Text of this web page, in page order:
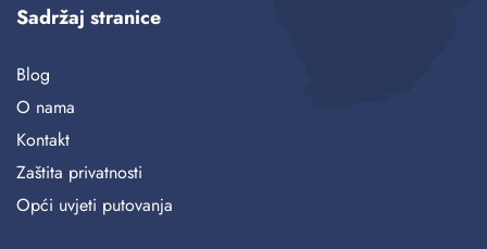
Sadržaj stranice
Blog
O nama
Kontakt
Zaštita privatnosti
Opći uvjeti putovanja